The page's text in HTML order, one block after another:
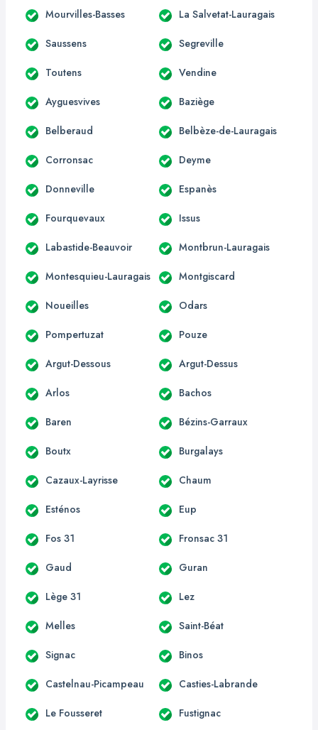
Mourvilles-Basses La Salvetat-Lauragais
Saussens Segreville
Toutens Vendine
Ayguesvives Baziège
Belberaud Belbèze-de-Lauragais
Corronsac Deyme
Donneville Espanès
Fourquevaux Issus
Labastide-Beauvoir Montbrun-Lauragais
Montesquieu-Lauragais Montgiscard
Noueilles Odars
Pompertuzat Pouze
Argut-Dessous Argut-Dessus
Arlos Bachos
Baren Bézins-Garraux
Boutx Burgalays
Cazaux-Layrisse Chaum
Esténos Eup
Fos 31 Fronsac 31
Gaud Guran
Lège 31 Lez
Melles Saint-Béat
Signac Binos
Castelnau-Picampeau Casties-Labrande
Le Fousseret Fustignac